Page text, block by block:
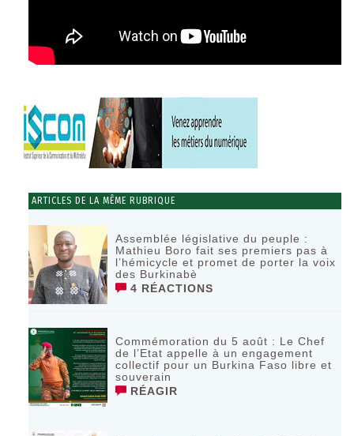
ARTICLES DE LA MÊME RUBRIQUE
Assemblée législative du peuple :
Mathieu Boro fait ses premiers pas à
l’hémicycle et promet de porter la voix
des Burkinabè
4 RÉACTIONS
Commémoration du 5 août : Le Chef
de l’Etat appelle à un engagement
collectif pour un Burkina Faso libre et
souverain
RÉAGIR